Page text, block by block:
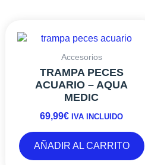
Accesorios
TRAMPA PECES
ACUARIO – AQUA
MEDIC
69,99€ IVA INCLUIDO
AÑADIR AL CARRITO